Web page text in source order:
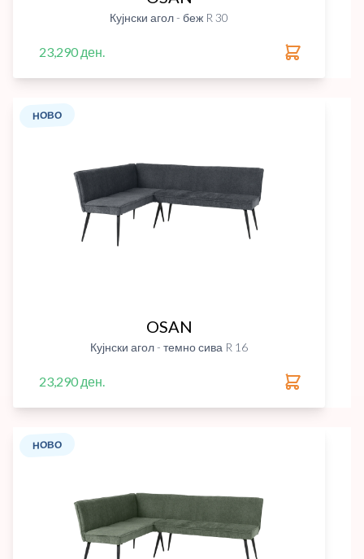
Кујнски агол - беж R 30
23,290 ден.
НОВО
OSAN
Кујнски агол - темно сива R 16
23,290 ден.
НОВО